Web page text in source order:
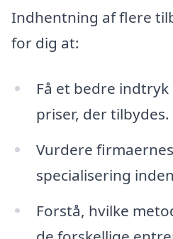
Indhentning af flere
for dig at:
Få et bedre
priser, der tilbydes.
Vurdere
specialisering
Forstå, hvilke